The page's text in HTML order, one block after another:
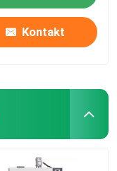
Kontakt